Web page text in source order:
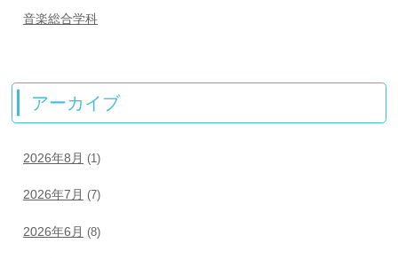
音楽総合学科
アーカイブ
2026年8月 (1)
2026年7月 (7)
2026年6月 (8)